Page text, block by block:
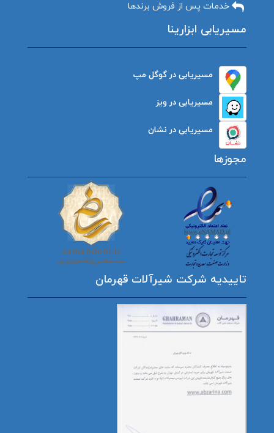
خدمات پس از فروش برندها
مسیریابی ابزارینا
مسیریابی در گوگل مپ
مسیریابی در ویز
مسیریابی در نشان
مجوزها
تاییدیه شرکت شیرآلات قهرمان